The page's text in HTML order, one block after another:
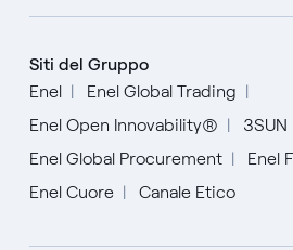
Siti del Gruppo
Enel
Enel Global Trading
Enel Open Innovability®
3SUN
Enel Global Procurement
Enel
Enel Cuore
Canale Etico